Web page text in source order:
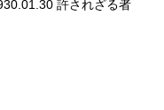
許されざる者